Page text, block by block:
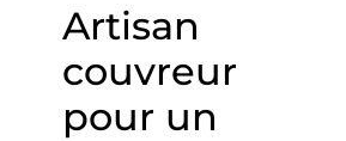
Artisan
couvreur
pour un